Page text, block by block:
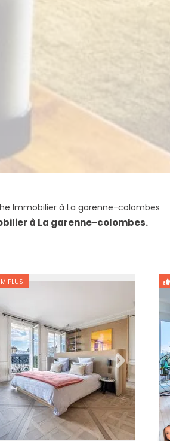
Immobilier à La garenne-colombes
à La garenne-colombes.
PLUS